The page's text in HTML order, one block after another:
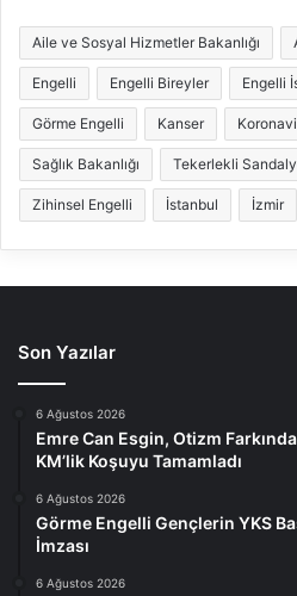
Aile ve Sosyal Hizmetler Bakanlığı
Engelli Engelli Bireyler Engelli
Görme Engelli Kanser
Sağlık Bakanlığı Tekerlekli
Zihinsel Engelli İstanbul İzmir
Son Yazılar
6 Ağustos 2026
Emre Can Esgin, Otizm
KM’lik Koşuyu Tamamladı
6 Ağustos 2026
Görme Engelli Gençlerin YKS
İmzası
6 Ağustos 2026